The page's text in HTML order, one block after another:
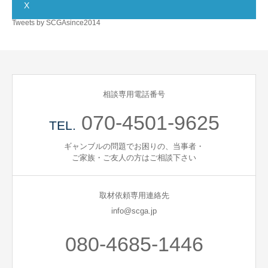
X
Tweets by SCGAsince2014
相談専用電話番号
TEL. 070-4501-9625
ギャンブルの問題でお困りの、当事者・
ご家族・ご友人の方はご相談下さい
取材依頼専用連絡先
info@scga.jp
080-4685-1446